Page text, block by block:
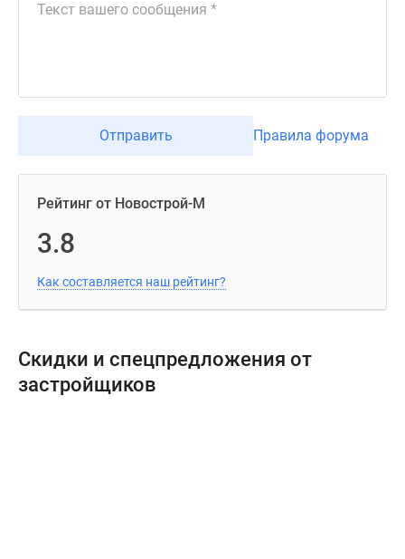
Отправить Правила форума
Рейтинг от Новострой-М
3.8
Как составляется наш рейтинг?
Скидки и спецпредложения от
застройщиков